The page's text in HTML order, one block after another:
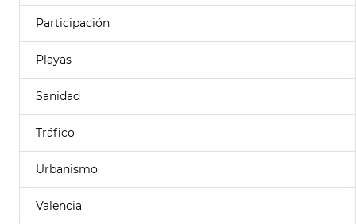
Participación
Playas
Sanidad
Tráfico
Urbanismo
Valencia